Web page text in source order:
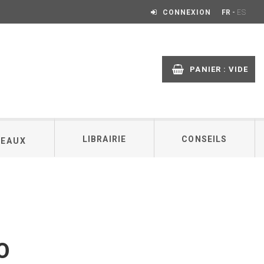
CONNEXION FR - ES
PANIER : VIDE
LIBRAIRIE CONSEILS